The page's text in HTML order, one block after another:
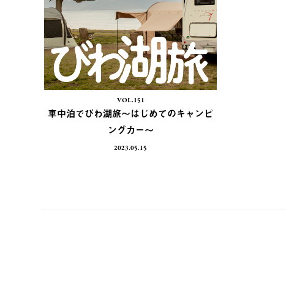
VOL.151
車中泊でびわ湖旅〜はじめてのキャンピ
ングカー〜
2023.05.15